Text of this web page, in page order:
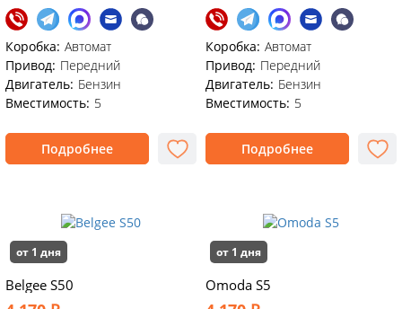
Коробка: Автомат
Привод: Передний
Двигатель: Бензин
Вместимость: 5
Подробнее
Коробка: Автомат
Привод: Передний
Двигатель: Бензин
Вместимость: 5
Подробнее
от 1 дня
Belgee S50
от 1 дня
Omoda S5